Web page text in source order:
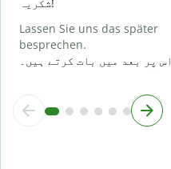
Lassen Sie uns das später
besprechen.
اس پر بعد میں بات کرتے ہیں۔